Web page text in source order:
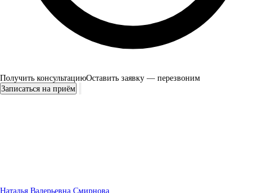
Получить консультациюОставить заявку — перезвоним
Записаться на приём
Наталья Валерьевна Смирнова